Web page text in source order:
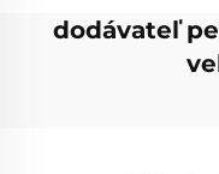
dodávateľ